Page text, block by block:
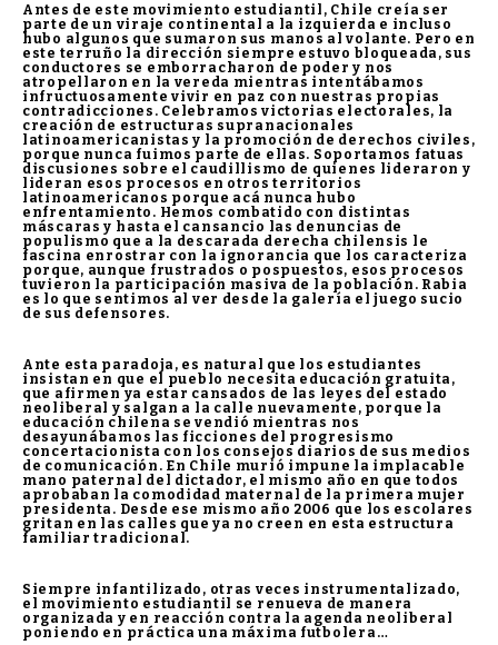
Antes de este movimiento estudiantil, Chile creía ser
parte de un viraje continental a la izquierda e incluso
hubo algunos que sumaron sus manos al volante. Pero en
este terruño la dirección siempre estuvo bloqueada, sus
conductores se emborracharon de poder y nos
atropellaron en la vereda mientras intentábamos
infructuosamente vivir en paz con nuestras propias
contradicciones. Celebramos victorias electorales, la
creación de estructuras supranacionales
latinoamericanistas y la promoción de derechos civiles,
porque nunca fuimos parte de ellas. Soportamos fatuas
discusiones sobre el caudillismo de quienes lideraron y
lideran esos procesos en otros territorios
latinoamericanos porque acá nunca hubo
enfrentamiento. Hemos combatido con distintas
máscaras y hasta el cansancio las denuncias de
populismo que a la descarada derecha chilensis le
fascina enrostrar con la ignorancia que los caracteriza
porque, aunque frustrados o pospuestos, esos procesos
tuvieron la participación masiva de la población. Rabia
es lo que sentimos al ver desde la galería el juego sucio
de sus defensores.
Ante esta paradoja, es natural que los estudiantes
insistan en que el pueblo necesita educación gratuita,
que afirmen ya estar cansados de las leyes del estado
neoliberal y salgan a la calle nuevamente, porque la
educación chilena se vendió mientras nos
desayunábamos las ficciones del progresismo
concertacionista con los consejos diarios de sus medios
de comunicación. En Chile murió impune la implacable
mano paternal del dictador, el mismo año en que todos
aprobaban la comodidad maternal de la primera mujer
presidenta. Desde ese mismo año 2006 que los escolares
gritan en las calles que ya no creen en esta estructura
familiar tradicional.
Siempre infantilizado, otras veces instrumentalizado,
el movimiento estudiantil se renueva de manera
organizada y en reacción contra la agenda neoliberal
poniendo en práctica una máxima futbolera…